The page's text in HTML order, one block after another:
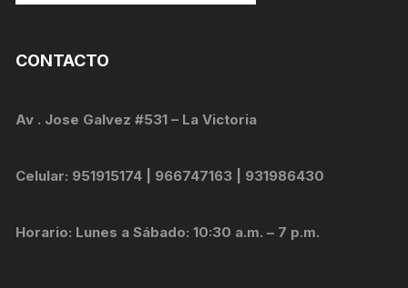
CONTACTO
Av . Jose Galvez #531 – La Victoria
Celular: 951915174 | 966747163 | 931986430
Horario: Lunes a Sábado: 10:30 a.m. – 7 p.m.